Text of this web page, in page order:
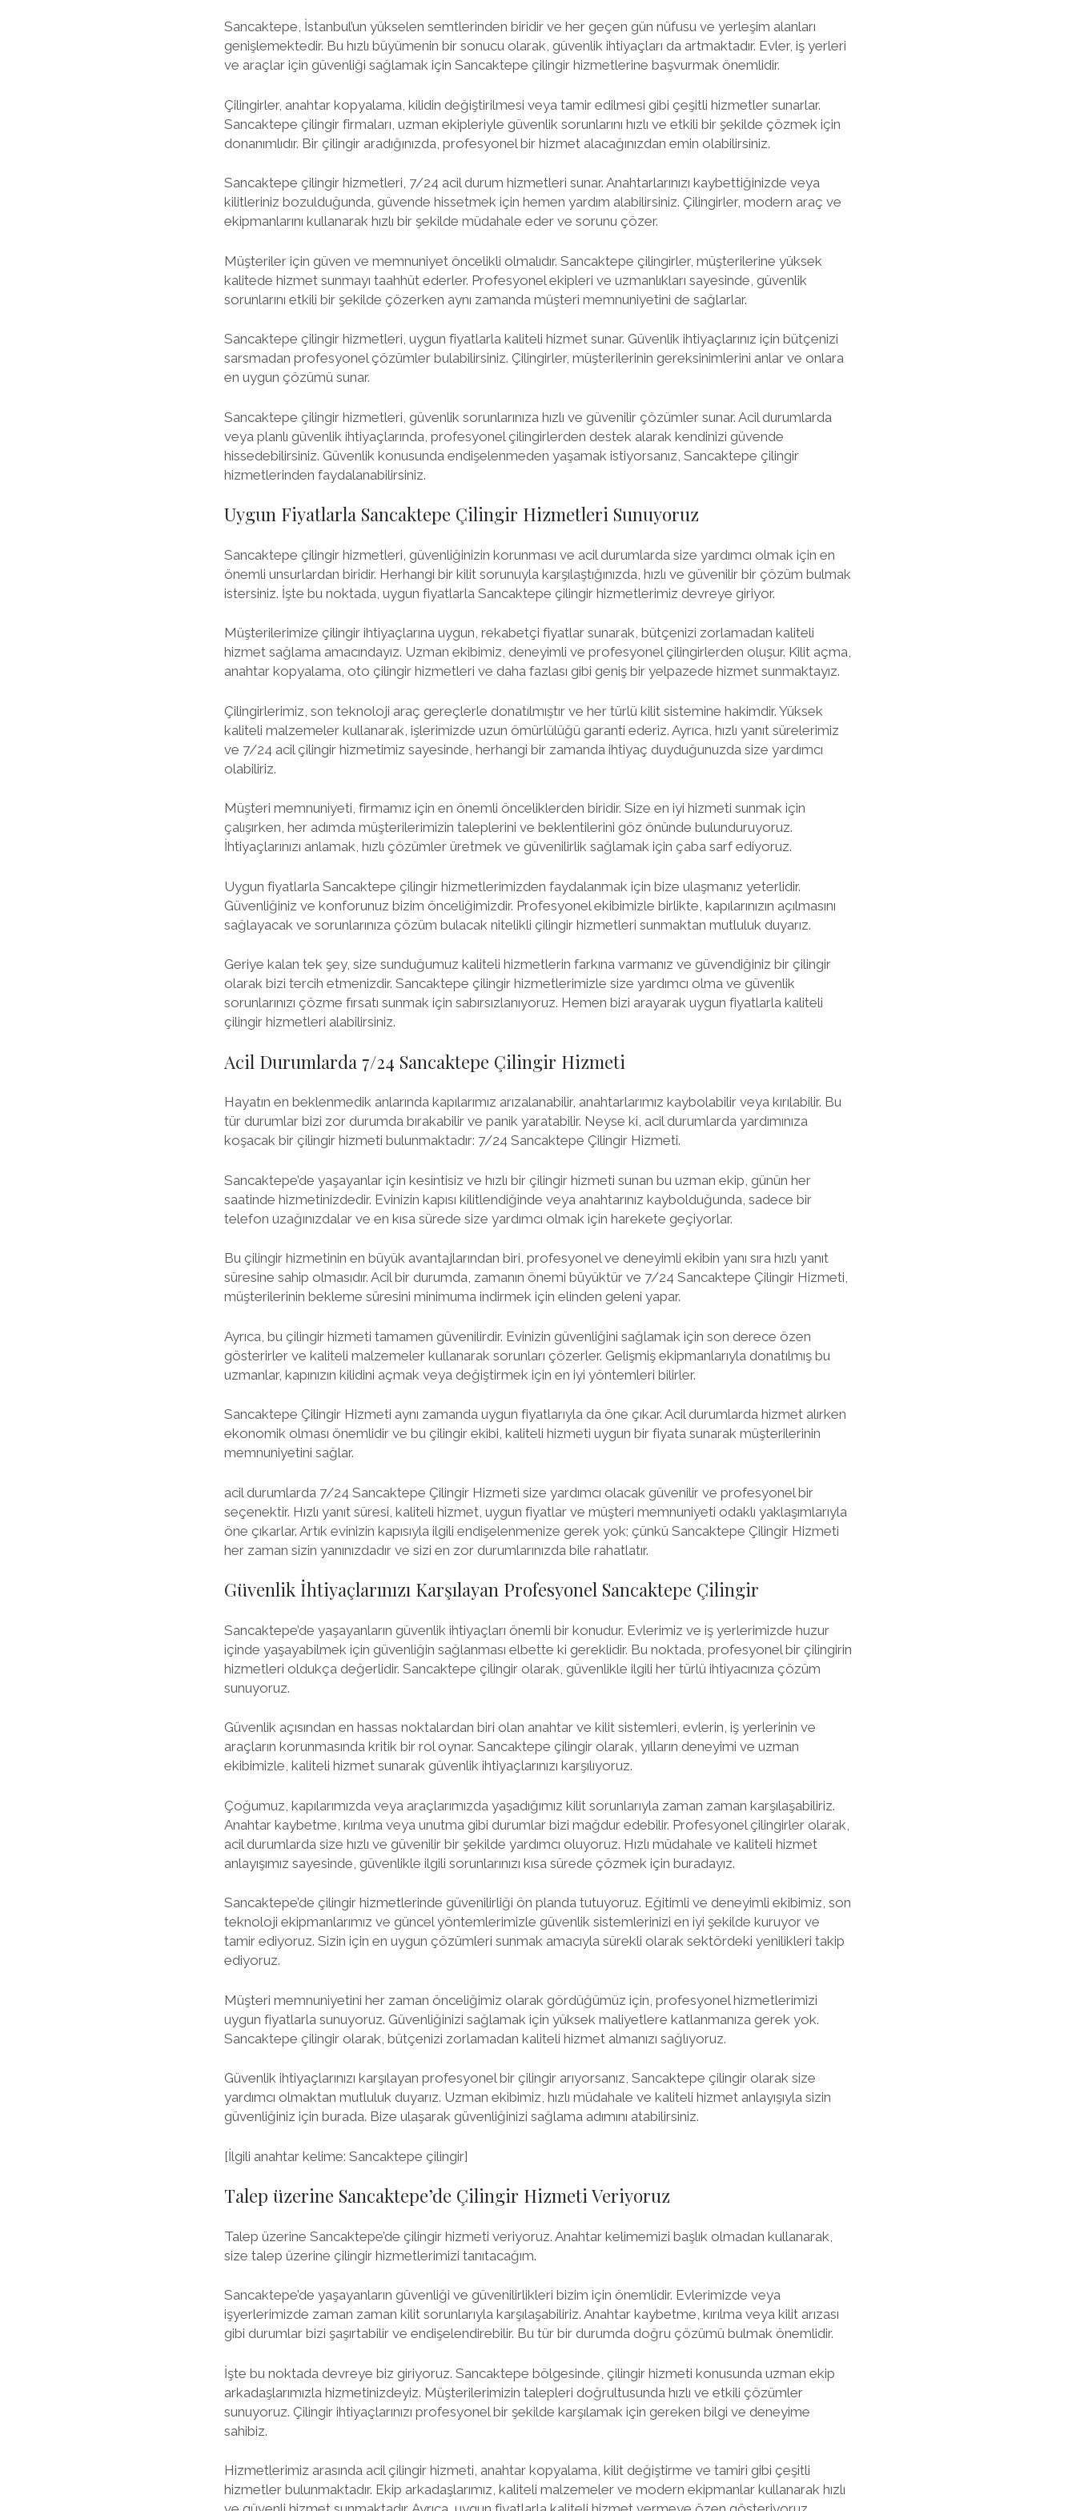
Sancaktepe, İstanbul’un yükselen semtlerinden biridir ve her geçen gün nüfusu ve yerleşim alanları
genişlemektedir. Bu hızlı büyümenin bir sonucu olarak, güvenlik ihtiyaçları da artmaktadır. Evler, iş yerleri
ve araçlar için güvenliği sağlamak için Sancaktepe çilingir hizmetlerine başvurmak önemlidir.
Çilingirler, anahtar kopyalama, kilidin değiştirilmesi veya tamir edilmesi gibi çeşitli hizmetler sunarlar.
Sancaktepe çilingir firmaları, uzman ekipleriyle güvenlik sorunlarını hızlı ve etkili bir şekilde çözmek için
donanımlıdır. Bir çilingir aradığınızda, profesyonel bir hizmet alacağınızdan emin olabilirsiniz.
Sancaktepe çilingir hizmetleri, 7/24 acil durum hizmetleri sunar. Anahtarlarınızı kaybettiğinizde veya
kilitleriniz bozulduğunda, güvende hissetmek için hemen yardım alabilirsiniz. Çilingirler, modern araç ve
ekipmanlarını kullanarak hızlı bir şekilde müdahale eder ve sorunu çözer.
Müşteriler için güven ve memnuniyet öncelikli olmalıdır. Sancaktepe çilingirler, müşterilerine yüksek
kalitede hizmet sunmayı taahhüt ederler. Profesyonel ekipleri ve uzmanlıkları sayesinde, güvenlik
sorunlarını etkili bir şekilde çözerken aynı zamanda müşteri memnuniyetini de sağlarlar.
Sancaktepe çilingir hizmetleri, uygun fiyatlarla kaliteli hizmet sunar. Güvenlik ihtiyaçlarınız için bütçenizi
sarsmadan profesyonel çözümler bulabilirsiniz. Çilingirler, müşterilerinin gereksinimlerini anlar ve onlara
en uygun çözümü sunar.
Sancaktepe çilingir hizmetleri, güvenlik sorunlarınıza hızlı ve güvenilir çözümler sunar. Acil durumlarda
veya planlı güvenlik ihtiyaçlarında, profesyonel çilingirlerden destek alarak kendinizi güvende
hissedebilirsiniz. Güvenlik konusunda endişelenmeden yaşamak istiyorsanız, Sancaktepe çilingir
hizmetlerinden faydalanabilirsiniz.
Uygun Fiyatlarla Sancaktepe Çilingir Hizmetleri Sunuyoruz
Sancaktepe çilingir hizmetleri, güvenliğinizin korunması ve acil durumlarda size yardımcı olmak için en
önemli unsurlardan biridir. Herhangi bir kilit sorunuyla karşılaştığınızda, hızlı ve güvenilir bir çözüm bulmak
istersiniz. İşte bu noktada, uygun fiyatlarla Sancaktepe çilingir hizmetlerimiz devreye giriyor.
Müşterilerimize çilingir ihtiyaçlarına uygun, rekabetçi fiyatlar sunarak, bütçenizi zorlamadan kaliteli
hizmet sağlama amacındayız. Uzman ekibimiz, deneyimli ve profesyonel çilingirlerden oluşur. Kilit açma,
anahtar kopyalama, oto çilingir hizmetleri ve daha fazlası gibi geniş bir yelpazede hizmet sunmaktayız.
Çilingirlerimiz, son teknoloji araç gereçlerle donatılmıştır ve her türlü kilit sistemine hakimdir. Yüksek
kaliteli malzemeler kullanarak, işlerimizde uzun ömürlülüğü garanti ederiz. Ayrıca, hızlı yanıt sürelerimiz
ve 7/24 acil çilingir hizmetimiz sayesinde, herhangi bir zamanda ihtiyaç duyduğunuzda size yardımcı
olabiliriz.
Müşteri memnuniyeti, firmamız için en önemli önceliklerden biridir. Size en iyi hizmeti sunmak için
çalışırken, her adımda müşterilerimizin taleplerini ve beklentilerini göz önünde bulunduruyoruz.
İhtiyaçlarınızı anlamak, hızlı çözümler üretmek ve güvenilirlik sağlamak için çaba sarf ediyoruz.
Uygun fiyatlarla Sancaktepe çilingir hizmetlerimizden faydalanmak için bize ulaşmanız yeterlidir.
Güvenliğiniz ve konforunuz bizim önceliğimizdir. Profesyonel ekibimizle birlikte, kapılarınızın açılmasını
sağlayacak ve sorunlarınıza çözüm bulacak nitelikli çilingir hizmetleri sunmaktan mutluluk duyarız.
Geriye kalan tek şey, size sunduğumuz kaliteli hizmetlerin farkına varmanız ve güvendiğiniz bir çilingir
olarak bizi tercih etmenizdir. Sancaktepe çilingir hizmetlerimizle size yardımcı olma ve güvenlik
sorunlarınızı çözme fırsatı sunmak için sabırsızlanıyoruz. Hemen bizi arayarak uygun fiyatlarla kaliteli
çilingir hizmetleri alabilirsiniz.
Acil Durumlarda 7/24 Sancaktepe Çilingir Hizmeti
Hayatın en beklenmedik anlarında kapılarımız arızalanabilir, anahtarlarımız kaybolabilir veya kırılabilir. Bu
tür durumlar bizi zor durumda bırakabilir ve panik yaratabilir. Neyse ki, acil durumlarda yardımınıza
koşacak bir çilingir hizmeti bulunmaktadır: 7/24 Sancaktepe Çilingir Hizmeti.
Sancaktepe’de yaşayanlar için kesintisiz ve hızlı bir çilingir hizmeti sunan bu uzman ekip, günün her
saatinde hizmetinizdedir. Evinizin kapısı kilitlendiğinde veya anahtarınız kaybolduğunda, sadece bir
telefon uzağınızdalar ve en kısa sürede size yardımcı olmak için harekete geçiyorlar.
Bu çilingir hizmetinin en büyük avantajlarından biri, profesyonel ve deneyimli ekibin yanı sıra hızlı yanıt
süresine sahip olmasıdır. Acil bir durumda, zamanın önemi büyüktür ve 7/24 Sancaktepe Çilingir Hizmeti,
müşterilerinin bekleme süresini minimuma indirmek için elinden geleni yapar.
Ayrıca, bu çilingir hizmeti tamamen güvenilirdir. Evinizin güvenliğini sağlamak için son derece özen
gösterirler ve kaliteli malzemeler kullanarak sorunları çözerler. Gelişmiş ekipmanlarıyla donatılmış bu
uzmanlar, kapınızın kilidini açmak veya değiştirmek için en iyi yöntemleri bilirler.
Sancaktepe Çilingir Hizmeti aynı zamanda uygun fiyatlarıyla da öne çıkar. Acil durumlarda hizmet alırken
ekonomik olması önemlidir ve bu çilingir ekibi, kaliteli hizmeti uygun bir fiyata sunarak müşterilerinin
memnuniyetini sağlar.
acil durumlarda 7/24 Sancaktepe Çilingir Hizmeti size yardımcı olacak güvenilir ve profesyonel bir
seçenektir. Hızlı yanıt süresi, kaliteli hizmet, uygun fiyatlar ve müşteri memnuniyeti odaklı yaklaşımlarıyla
öne çıkarlar. Artık evinizin kapısıyla ilgili endişelenmenize gerek yok; çünkü Sancaktepe Çilingir Hizmeti
her zaman sizin yanınızdadır ve sizi en zor durumlarınızda bile rahatlatır.
Güvenlik İhtiyaçlarınızı Karşılayan Profesyonel Sancaktepe Çilingir
Sancaktepe’de yaşayanların güvenlik ihtiyaçları önemli bir konudur. Evlerimiz ve iş yerlerimizde huzur
içinde yaşayabilmek için güvenliğin sağlanması elbette ki gereklidir. Bu noktada, profesyonel bir çilingirin
hizmetleri oldukça değerlidir. Sancaktepe çilingir olarak, güvenlikle ilgili her türlü ihtiyacınıza çözüm
sunuyoruz.
Güvenlik açısından en hassas noktalardan biri olan anahtar ve kilit sistemleri, evlerin, iş yerlerinin ve
araçların korunmasında kritik bir rol oynar. Sancaktepe çilingir olarak, yılların deneyimi ve uzman
ekibimizle, kaliteli hizmet sunarak güvenlik ihtiyaçlarınızı karşılıyoruz.
Çoğumuz, kapılarımızda veya araçlarımızda yaşadığımız kilit sorunlarıyla zaman zaman karşılaşabiliriz.
Anahtar kaybetme, kırılma veya unutma gibi durumlar bizi mağdur edebilir. Profesyonel çilingirler olarak,
acil durumlarda size hızlı ve güvenilir bir şekilde yardımcı oluyoruz. Hızlı müdahale ve kaliteli hizmet
anlayışımız sayesinde, güvenlikle ilgili sorunlarınızı kısa sürede çözmek için buradayız.
Sancaktepe’de çilingir hizmetlerinde güvenilirliği ön planda tutuyoruz. Eğitimli ve deneyimli ekibimiz, son
teknoloji ekipmanlarımız ve güncel yöntemlerimizle güvenlik sistemlerinizi en iyi şekilde kuruyor ve
tamir ediyoruz. Sizin için en uygun çözümleri sunmak amacıyla sürekli olarak sektördeki yenilikleri takip
ediyoruz.
Müşteri memnuniyetini her zaman önceliğimiz olarak gördüğümüz için, profesyonel hizmetlerimizi
uygun fiyatlarla sunuyoruz. Güvenliğinizi sağlamak için yüksek maliyetlere katlanmanıza gerek yok.
Sancaktepe çilingir olarak, bütçenizi zorlamadan kaliteli hizmet almanızı sağlıyoruz.
Güvenlik ihtiyaçlarınızı karşılayan profesyonel bir çilingir arıyorsanız, Sancaktepe çilingir olarak size
yardımcı olmaktan mutluluk duyarız. Uzman ekibimiz, hızlı müdahale ve kaliteli hizmet anlayışıyla sizin
güvenliğiniz için burada. Bize ulaşarak güvenliğinizi sağlama adımını atabilirsiniz.
[İlgili anahtar kelime: Sancaktepe çilingir]
Talep üzerine Sancaktepe’de Çilingir Hizmeti Veriyoruz
Talep üzerine Sancaktepe’de çilingir hizmeti veriyoruz. Anahtar kelimemizi başlık olmadan kullanarak,
size talep üzerine çilingir hizmetlerimizi tanıtacağım.
Sancaktepe’de yaşayanların güvenliği ve güvenilirlikleri bizim için önemlidir. Evlerimizde veya
işyerlerimizde zaman zaman kilit sorunlarıyla karşılaşabiliriz. Anahtar kaybetme, kırılma veya kilit arızası
gibi durumlar bizi şaşırtabilir ve endişelendirebilir. Bu tür bir durumda doğru çözümü bulmak önemlidir.
İşte bu noktada devreye biz giriyoruz. Sancaktepe bölgesinde, çilingir hizmeti konusunda uzman ekip
arkadaşlarımızla hizmetinizdeyiz. Müşterilerimizin talepleri doğrultusunda hızlı ve etkili çözümler
sunuyoruz. Çilingir ihtiyaçlarınızı profesyonel bir şekilde karşılamak için gereken bilgi ve deneyime
sahibiz.
Hizmetlerimiz arasında acil çilingir hizmeti, anahtar kopyalama, kilit değiştirme ve tamiri gibi çeşitli
hizmetler bulunmaktadır. Ekip arkadaşlarımız, kaliteli malzemeler ve modern ekipmanlar kullanarak hızlı